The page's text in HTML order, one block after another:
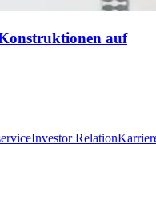
auf
Investor Relation